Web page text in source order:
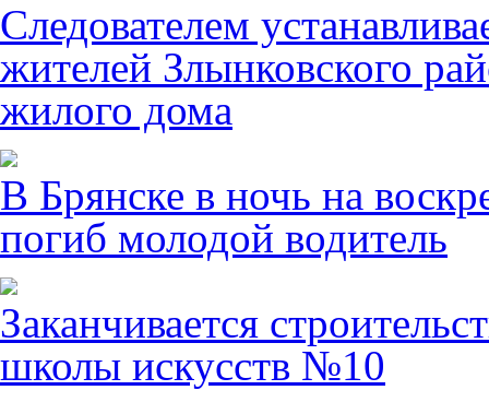
Следователем
жителей Злынковского
жилого дома
В Брянске в ночь на
погиб молодой водитель
Заканчивается
школы искусств №10